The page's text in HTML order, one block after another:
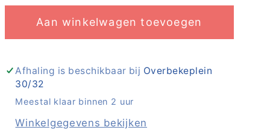
voor
Laptop
Sleeve
-
006
|
Fonda
voor
Laptop
Sleeve
-
|
Fonda
Aan winkelwagen toevoegen
Afhaling is beschikbaar bij Overbekeplein
30/32
Meestal klaar binnen 2 uur
Winkelgegevens bekijken